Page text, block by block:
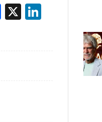
Facebook
X LinkedIn